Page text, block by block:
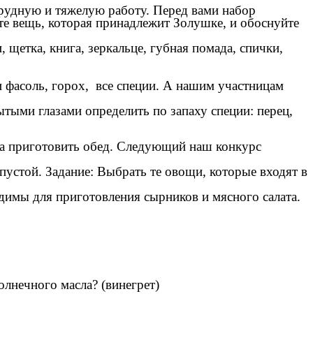
и тяжелую работу. Перед вами набор
вещь, которая принадлежит Золушке, и обоснуйте
книга, зеркальце, губная помада, спички,
фасоль, горох, все специи. А нашим участницам
глазами определить по запаху специи: перец,
приготовить обед. Следующий наш конкурс
Задание: Выбрать те овощи, которые входят в
для приготовления сырников и мясного салата.
масла? (винегрет)